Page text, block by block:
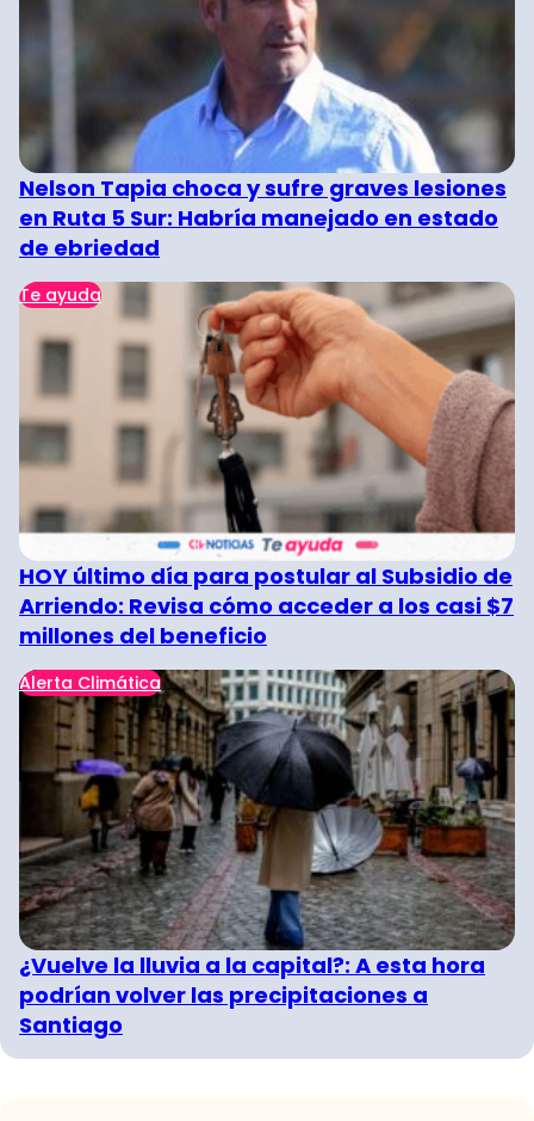
Nelson Tapia choca y sufre graves lesiones
en Ruta 5 Sur: Habría manejado en estado
de ebriedad
Te ayuda
HOY último día para postular al Subsidio de
Arriendo: Revisa cómo acceder a los casi $7
millones del beneficio
Alerta Climática
¿Vuelve la lluvia a la capital?: A esta hora
podrían volver las precipitaciones a
Santiago